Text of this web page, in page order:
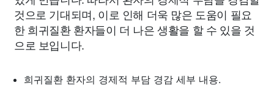
것으로 기대되며, 이로 인해 더욱 많은 도움이 필요
한 희귀질환 환자들이 더 나은 생활을 할 수 있을 것
으로 보입니다.
희귀질환 환자의 경제적 부담 경감 세부 내용.